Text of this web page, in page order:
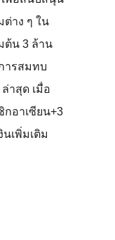
ต่าง ๆ ใน
ต้น 3 ล้าน
ารสมทบ
าสุด เมื่อ
กอาเซียน+3
เพิ่มเติม